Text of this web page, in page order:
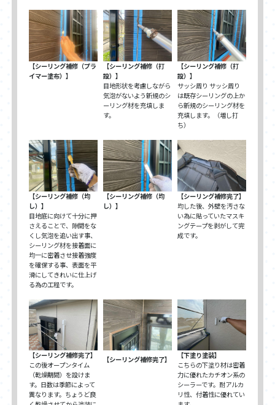
【シーリング補修（プラ
イマー塗布）】
【シーリング補修（打
設）】
目地形状を考慮しながら
気泡がないよう新規のシ
ーリング材を充填しま
す。
【シーリング補修（打
設）】
サッシ周り サッシ周り
は既存シーリングの上か
ら新規のシーリング材を
充填します。（増し打
ち）
【シーリング補修（均
し）】
目地底に向けて十分に押
さえることで、隙間をな
くし気泡を追い出す事、
シーリング材を接着面に
均一に密着させ接着強度
を確保する事、表面を平
滑にしてきれいに仕上げ
る為の工程です。
【シーリング補修（均
し）】
【シーリング補修完了】
均した後、外壁を汚さな
い為に貼っていたマスキ
ングテープを剥がして完
成です。
【シーリング補修完了】
この後オープンタイム
（乾燥期間）を設けま
す。日数は季節によって
異なります。ちょうど良
【シーリング補修完了】
【下塗り塗装】
こちらの下塗り材は密着
力に優れたカチオン系の
シーラーです。耐アルカ
リ性、付着性に優れてい